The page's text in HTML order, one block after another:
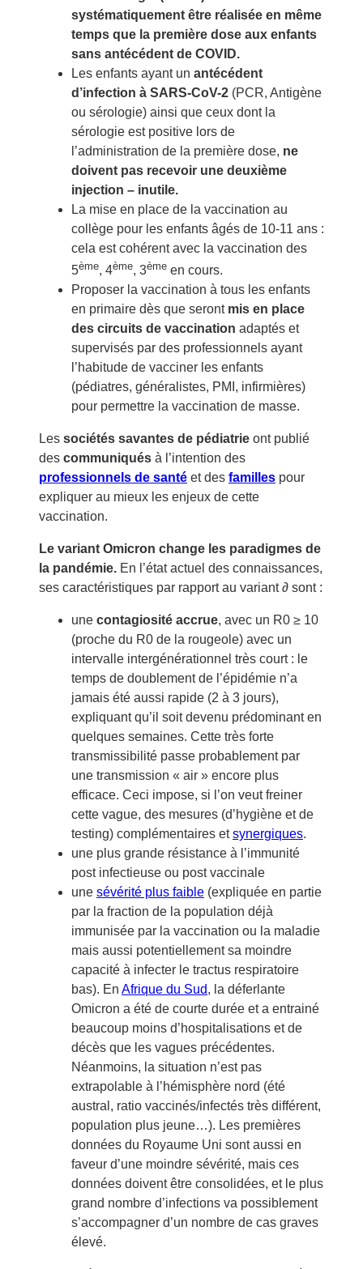
systématiquement être réalisée en même
temps que la première dose aux enfants
sans antécédent de COVID.
Les enfants ayant un antécédent
d’infection à SARS-CoV-2 (PCR, Antigène
ou sérologie) ainsi que ceux dont la
sérologie est positive lors de
l’administration de la première dose, ne
doivent pas recevoir une deuxième
injection – inutile.
La mise en place de la vaccination au
collège pour les enfants âgés de 10-11 ans :
cela est cohérent avec la vaccination des
5ème, 4ème, 3ème en cours.
Proposer la vaccination à tous les enfants
en primaire dès que seront mis en place
des circuits de vaccination adaptés et
supervisés par des professionnels ayant
l’habitude de vacciner les enfants
(pédiatres, généralistes, PMI, infirmières)
pour permettre la vaccination de masse.
Les sociétés savantes de pédiatrie ont publié
des communiqués à l’intention des
professionnels de santé et des familles pour
expliquer au mieux les enjeux de cette
vaccination.
Le variant Omicron change les paradigmes de
la pandémie. En l’état actuel des connaissances,
ses caractéristiques par rapport au variant ∂ sont :
une contagiosité accrue, avec un R0 ≥ 10
(proche du R0 de la rougeole) avec un
intervalle intergénérationnel très court : le
temps de doublement de l’épidémie n’a
jamais été aussi rapide (2 à 3 jours),
expliquant qu’il soit devenu prédominant en
quelques semaines. Cette très forte
transmissibilité passe probablement par
une transmission « air » encore plus
efficace. Ceci impose, si l’on veut freiner
cette vague, des mesures (d’hygiène et de
testing) complémentaires etsynergiques.
une plus grande résistance à l’immunité
post infectieuse ou post vaccinale
une sévérité plus faible (expliquée en partie
par la fraction de la population déjà
immunisée par la vaccination ou la maladie
mais aussi potentiellement sa moindre
capacité à infecter le tractus respiratoire
bas). En Afrique du Sud, la déferlante
Omicron a été de courte durée et a entrainé
beaucoup moins d’hospitalisations et de
décès que les vagues précédentes.
Néanmoins, la situation n’est pas
extrapolable à l’hémisphère nord (été
austral, ratio vaccinés/infectés très différent,
population plus jeune…). Les premières
données du Royaume Uni sont aussi en
faveur d’une moindre sévérité, mais ces
données doivent être consolidées, et le plus
grand nombre d’infections va possiblement
s’accompagner d’un nombre de cas graves
élevé.